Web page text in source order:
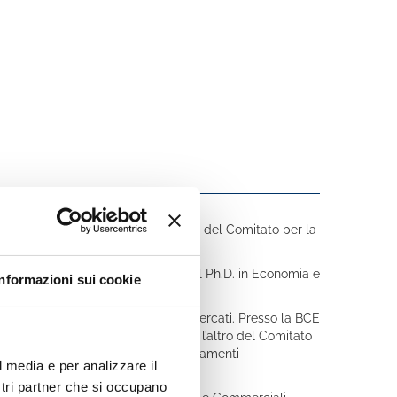
sui cookie
e per analizzare il
partner che si occupano
della Banca d’Italia e membro del Comitato per la
London School of Economics e il Ph.D. in Economia e
of California, Berkeley.
del Servizio Operazioni sui mercati. Presso la BCE
operations e ha fatto parte tra l’altro del Comitato
presso la Banca dei Regolamenti